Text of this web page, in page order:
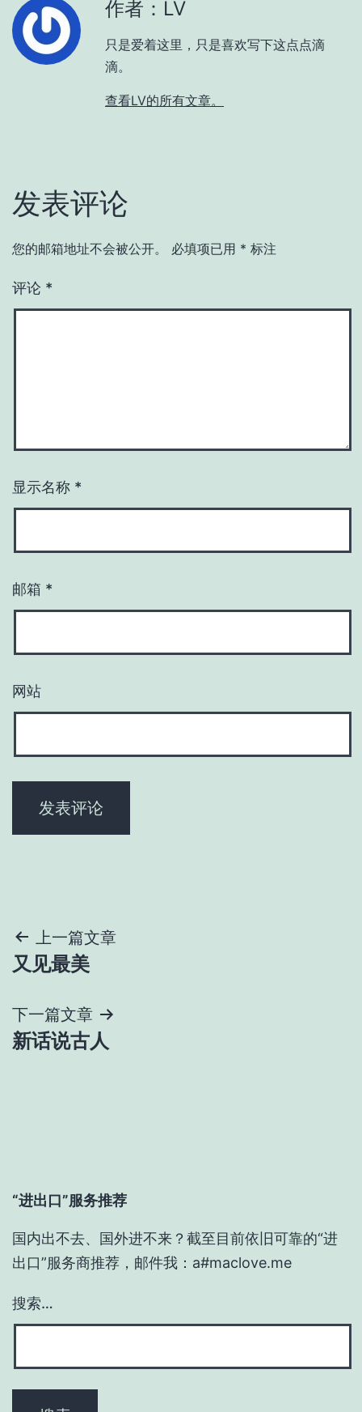
作者：LV
只是爱着这里，只是喜欢写下这点点滴
滴。
查看LV的所有文章。
发表评论
您的邮箱地址不会被公开。 必填项已用 * 标注
评论 *
显示名称 *
邮箱 *
网站
文
章
导
航
上一篇文章
又见最美
下一篇文章
新话说古人
“进出口”服务推荐
国内出不去、国外进不来？截至目前依旧可靠的“进
出口”服务商推荐，邮件我：a#maclove.me
搜索…